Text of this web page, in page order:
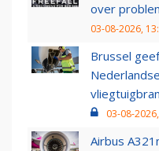
over
03-08-2026,
Brussel
03-08-
Airbus